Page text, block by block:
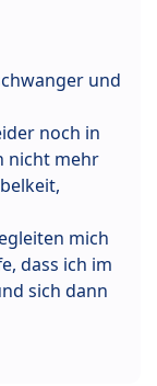
und
noch in
nicht mehr
mich
dass ich im
sich dann